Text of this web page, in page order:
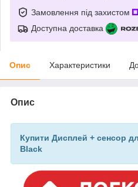
Замовлення під захистом
Доступна доставка
Опис Характеристики
Опис
Купити Дисплей + сенсор
Black